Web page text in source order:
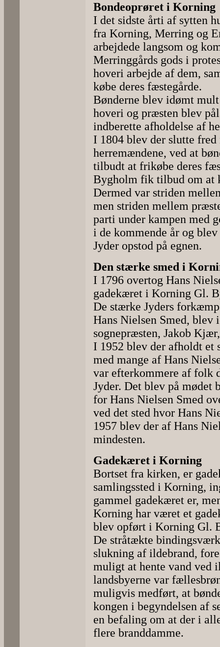
Bondeoprøret i Korning
I det sidste årti af sytten
fra Korning, Merring og
arbejdede langsom og
Merringgårds gods i
hoveri arbejde af dem,
købe deres fæstegårde.
Bønderne blev idømt
hoveri og præsten blev
indberette afholdelse af
I 1804 blev der slutte
herremændene, ved at
tilbudt at frikøbe deres
Bygholm fik tilbud om at
Dermed var striden
men striden mellem
parti under kampen med
i de kommende år og
Jyder opstod på egnen.
Den stærke smed i
I 1796 overtog Hans
gadekæret i Korning Gl.
De stærke Jyders
Hans Nielsen Smed, blev
sognepræsten, Jakob
I 1952 blev der afholdt et
med mange af Hans
var efterkommere af folk
Jyder. Det blev på mødet
for Hans Nielsen Smed
ved det sted hvor Hans
1957 blev der af Hans
mindesten.
Gadekæret i Korning
Bortset fra kirken, er
samlingssted i Korning,
gammel gadekæret er,
Korning har været et
blev opført i Korning Gl.
De stråtækte
slukning af ildebrand,
muligt at hente vand ved
landsbyerne var
muligvis medført, at
kongen i begyndelsen af
en befaling om at der i
flere branddamme.